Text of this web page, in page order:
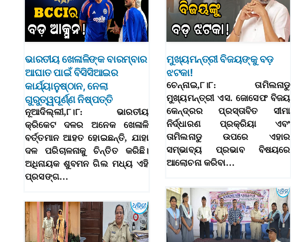
ଭାରତୀୟ ଖେଳାଳିଙ୍କ ବାରମ୍ବାର
ଆଘାତ ପାଇଁ ବିସିସିଆଇର
କାର୍ଯ୍ୟାନୁଷ୍ଠାନ, ନେଲା
ଗୁରୁତ୍ୱପୂର୍ଣ୍ଣ ନିଷ୍ପତ୍ତି
ନୂଆଦିଲ୍ଲୀ,୮।୮: ଭାରତୀୟ
କ୍ରିକେଟ ଦଳର ଅନେକ ଖେଳାଳି
ବର୍ତ୍ତମାନ ଆହତ ହୋଇଛନ୍ତି, ଯାହା
ଦଳ ପରିଚାଳନାକୁ ଚିନ୍ତିତ କରିଛି।
ଅଧିନାୟକ ଶୁବମନ ଗିଲ ମଧ୍ୟ ଏହି
ପ୍ରସଙ୍ଗ…
ମୁଖ୍ୟମନ୍ତ୍ରୀ ବିଜୟଙ୍କୁ ବଡ଼
ଝଟକା!
ଚେନ୍ନାଇ,୮।୮: ତାମିଲନାଡୁ
ମୁଖ୍ୟମନ୍ତ୍ରୀ ଏସ. ଜୋସେଫ ବିଜୟ
କେନ୍ଦ୍ରର ପ୍ରସ୍ତାବିତ ସୀମା
ନିର୍ଦ୍ଧାରଣ ପ୍ରକ୍ରିୟା ଏବଂ
ତାମିଲନାଡୁ ଉପରେ ଏହାର
ସମ୍ଭାବ୍ୟ ପ୍ରଭାବ ବିଷୟରେ
ଆଲୋଚନା କରିବା…